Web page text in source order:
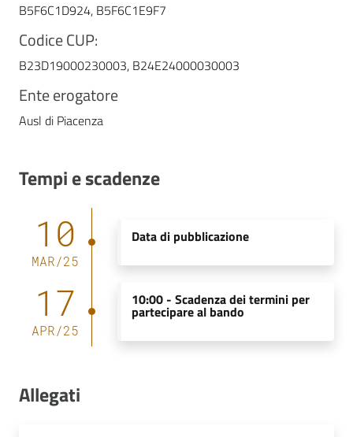
B5F6C1D924, B5F6C1E9F7
Codice CUP:
B23D19000230003, B24E24000030003
Ente erogatore
Ausl di Piacenza
Tempi e scadenze
10
MAR/25
Data di pubblicazione
17
APR/25
10:00 - Scadenza dei termini per
partecipare al bando
Allegati